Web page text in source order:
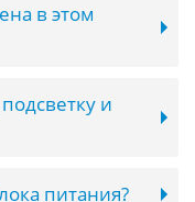
в этом
и
питания?